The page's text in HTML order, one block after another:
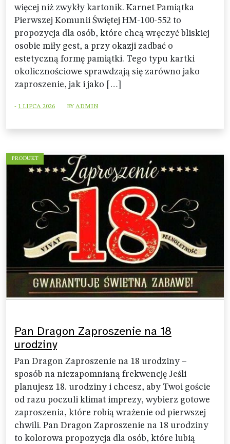
więcej niż zwykły kartonik. Karnet Pamiątka
Pierwszej Komunii Świętej HM-100-552 to
propozycja dla osób, które chcą wręczyć bliskiej
osobie miły gest, a przy okazji zadbać o
estetyczną formę pamiątki. Tego typu kartki
okolicznościowe sprawdzają się zarówno jako
zaproszenie, jak i jako […]
- 1 LIPCA 2026 BYADMIN
PRODUKT
Pan Dragon Zaproszenie na 18
urodziny
Pan Dragon Zaproszenie na 18 urodziny –
sposób na niezapomnianą frekwencję Jeśli
planujesz 18. urodziny i chcesz, aby Twoi goście
od razu poczuli klimat imprezy, wybierz gotowe
zaproszenia, które robią wrażenie od pierwszej
chwili. Pan Dragon Zaproszenie na 18 urodziny
to kolorowa propozycja dla osób, które lubią